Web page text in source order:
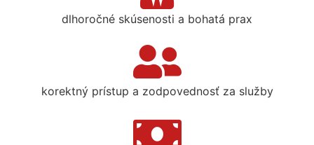
dlhoročné skúsenosti a bohatá prax
korektný prístup a zodpovednosť za služby